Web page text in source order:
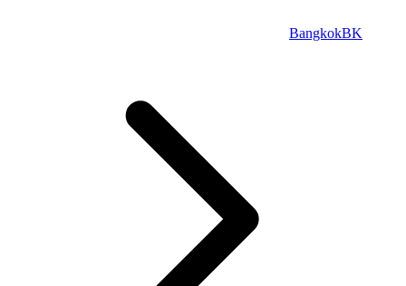
BangkokBK